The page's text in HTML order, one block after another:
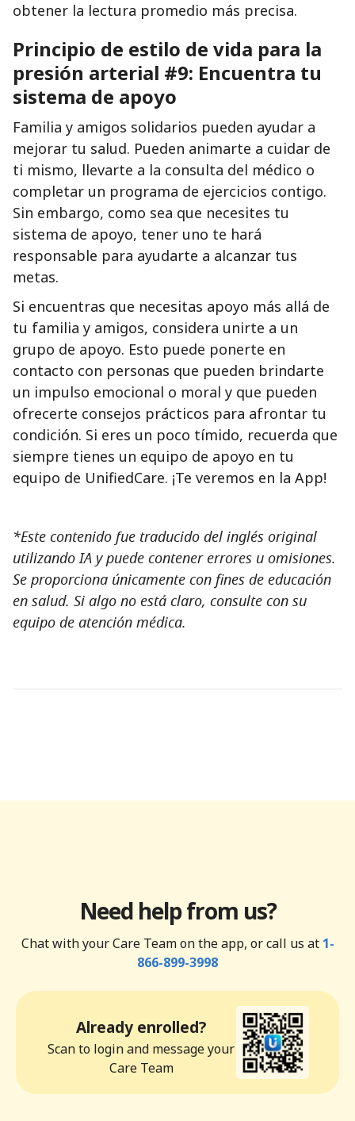
obtener la lectura promedio más precisa.
Principio de estilo de vida para la
presión arterial #9: Encuentra tu
sistema de apoyo
Familia y amigos solidarios pueden ayudar a
mejorar tu salud. Pueden animarte a cuidar de
ti mismo, llevarte a la consulta del médico o
completar un programa de ejercicios contigo.
Sin embargo, como sea que necesites tu
sistema de apoyo, tener uno te hará
responsable para ayudarte a alcanzar tus
metas.
Si encuentras que necesitas apoyo más allá de
tu familia y amigos, considera unirte a un
grupo de apoyo. Esto puede ponerte en
contacto con personas que pueden brindarte
un impulso emocional o moral y que pueden
ofrecerte consejos prácticos para afrontar tu
condición. Si eres un poco tímido, recuerda que
siempre tienes un equipo de apoyo en tu
equipo de UnifiedCare. ¡Te veremos en la App!
*Este contenido fue traducido del inglés original
utilizando IA y puede contener errores u omisiones.
Se proporciona únicamente con fines de educación
en salud. Si algo no está claro, consulte con su
equipo de atención médica.
Need help from us?
Chat with your Care Team on the app, or call us at 1-
866-899-3998
Already enrolled?
Scan to login and message your
Care Team